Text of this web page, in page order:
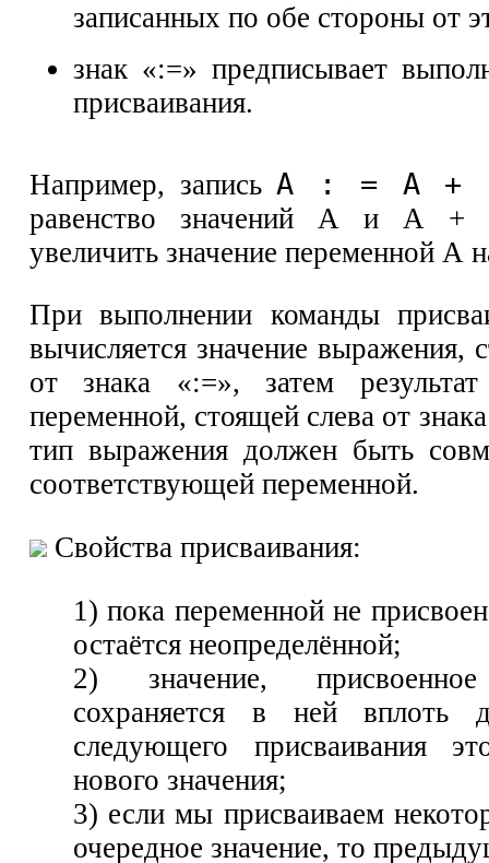
записанных по обе стороны от
знак «:=» предписывает
присваивания.
Например, запись А : = А +
равенство значений А и A +
увеличить значение переменной А
При выполнении команды
вычисляется значение выражения,
от знака «:=», затем результат
переменной, стоящей слева от
тип выражения должен быть
соответствующей переменной.
Свойства присваивания:
1) пока переменной не
остаётся неопределённой;
2) значение,
сохраняется в ней вплоть
следующего присваивания
нового значения;
3) если мы присваиваем
очередное значение, то